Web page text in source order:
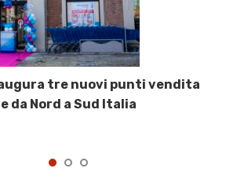
tre nuovi punti vendita
da Nord a Sud Italia